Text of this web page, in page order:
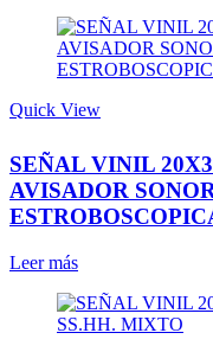
Quick View
SEÑAL VINIL
AVISADOR
Leer más